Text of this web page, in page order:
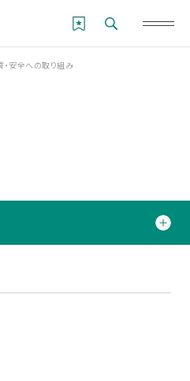
・安全への取り組み